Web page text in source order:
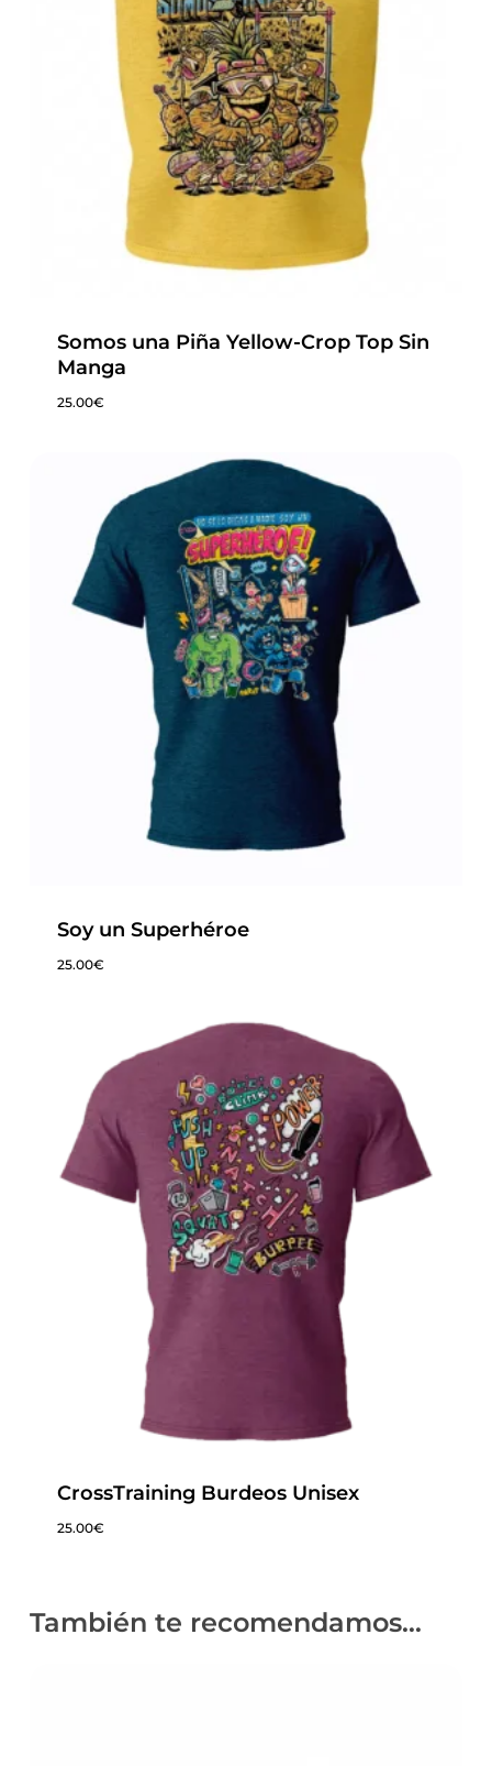
Somos una Piña Yellow-Crop Top Sin
Manga
25.00€
Soy un Superhéroe
25.00€
CrossTraining Burdeos Unisex
25.00€
También te recomendamos…